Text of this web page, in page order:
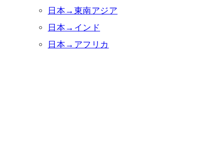
日本→東南アジア
日本→インド
日本→アフリカ